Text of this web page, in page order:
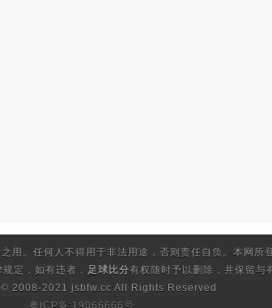
用。任何人不得用于非法用途，否则责任自负。本网所
定，如有违者， 足球比分有权随时予以删除，并保留与
2008-2021 jsbfw.cc All Rights Reserved
粤ICP备:19066666号